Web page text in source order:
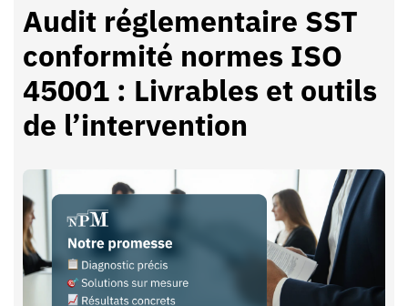
Audit réglementaire SST
conformité normes ISO
45001 : Livrables et outils
de l’intervention